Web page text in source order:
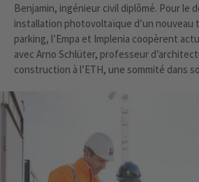
Benjamin, ingénieur civil diplômé. Pour le
installation photovoltaïque d’un nouveau
parking, l’Empa et Implenia coopèrent
avec Arno Schlüter, professeur
construction à l’ETH, une sommité dans